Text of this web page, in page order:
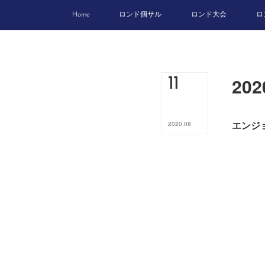
Home ロンド個サル ロンド大会
11
2020.08 エンジ